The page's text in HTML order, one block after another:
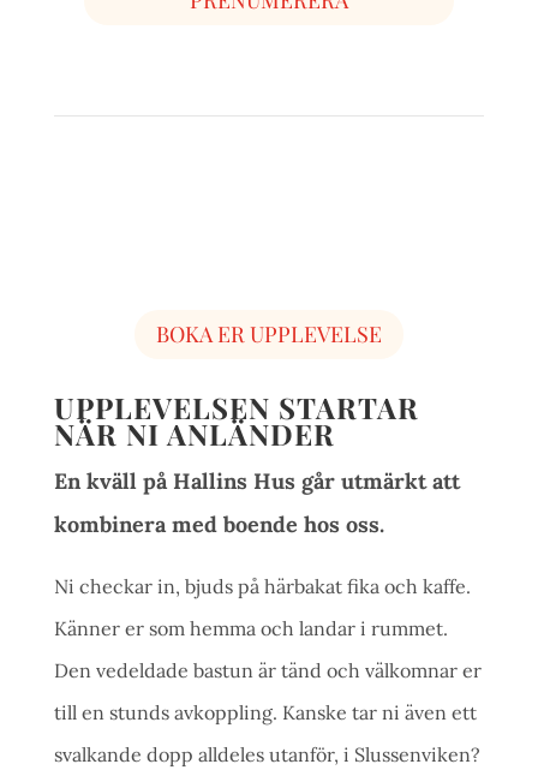
BOKA ER UPPLEVELSE
UPPLEVELSEN STARTAR
NÄR NI ANLÄNDER
En kväll på Hallins Hus går utmärkt att
kombinera med boende hos oss.
Ni checkar in, bjuds på härbakat fika och kaffe.
Känner er som hemma och landar i rummet.
Den vedeldade bastun är tänd och välkomnar er
till en stunds avkoppling. Kanske tar ni även ett
svalkande dopp alldeles utanför, i Slussenviken?